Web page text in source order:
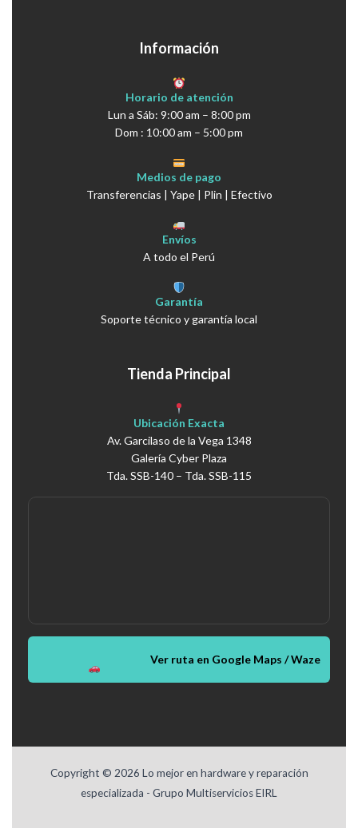
Información
Horario de atención
Lun a Sáb: 9:00 am – 8:00 pm
Dom : 10:00 am – 5:00 pm
Medios de pago
Transferencias | Yape | Plin | Efectivo
Envíos
A todo el Perú
Garantía
Soporte técnico y garantía local
Tienda Principal
Ubicación Exacta
Av. Garcilaso de la Vega 1348
Galería Cyber Plaza
Tda. SSB-140 – Tda. SSB-115
Ver ruta en Google Maps / Waze
Copyright © 2026 Lo mejor en hardware y reparación
especializada - Grupo Multiservicios EIRL